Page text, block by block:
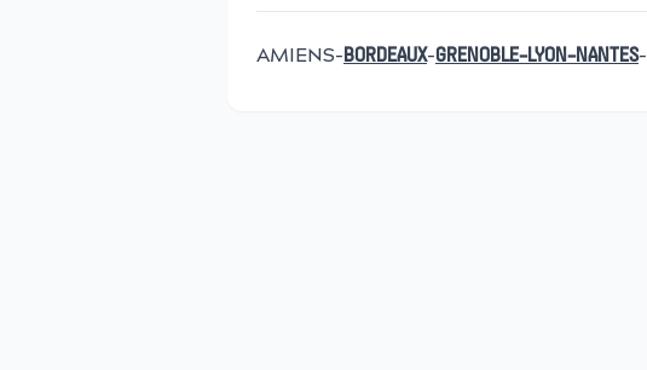
AMIENS- BORDEAUX-GRENOBLE-LYON-NANTES-